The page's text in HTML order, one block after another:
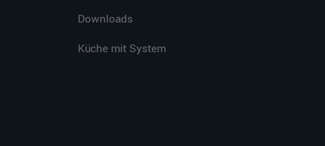
Downloads
Küche mit System